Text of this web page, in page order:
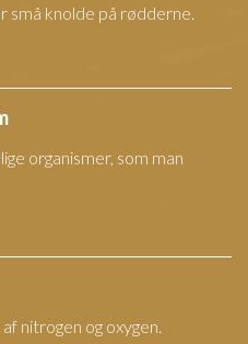
små knolde på rødderne.
organismer, som man
nitrogen og oxygen.